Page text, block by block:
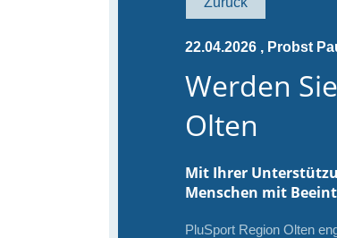
22.04.2026, Probst
Werden
Olten
Mit Ihrer
Menschen mit
PluSport Region Olten